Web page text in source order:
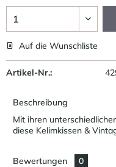
Auf die Wunschliste
Artikel-Nr.:
Beschreibung
Mit ihren
diese Kelimkissen &
Bewertungen
0